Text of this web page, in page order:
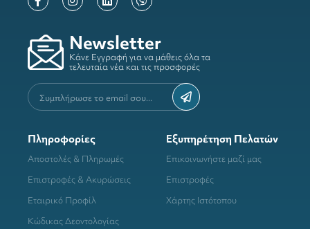
Newsletter
Κάνε Εγγραφή για να μάθεις όλα τα
τελευταία νέα και τις προσφορές
Πληροφορίες
Αποστολές & Πληρωμές
Επιστροφές & Ακυρώσεις
Εταιρικό Προφίλ
Κώδικας Δεοντολογίας
Εξυπηρέτηση Πελατών
Επικοινωνήστε μαζί μας
Επιστροφές
Χάρτης Ιστότοπου